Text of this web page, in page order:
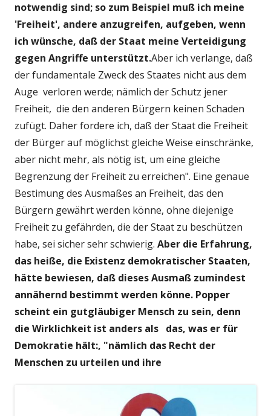
notwendig sind; so zum Beispiel muß ich meine
'Freiheit', andere anzugreifen, aufgeben, wenn
ich wünsche, daß der Staat meine Verteidigung
gegen Angriffe unterstützt.Aber ich verlange, daß
der fundamentale Zweck des Staates nicht aus dem
Auge verloren werde; nämlich der Schutz jener
Freiheit, die den anderen Bürgern keinen Schaden
zufügt. Daher fordere ich, daß der Staat die Freiheit
der Bürger auf möglichst gleiche Weise einschränke,
aber nicht mehr, als nötig ist, um eine gleiche
Begrenzung der Freiheit zu erreichen". Eine genaue
Bestimung des Ausmaßes an Freiheit, das den
Bürgern gewährt werden könne, ohne diejenige
Freiheit zu gefährden, die der Staat zu beschützen
habe, sei sicher sehr schwierig. Aber die Erfahrung,
das heiße, die Existenz demokratischer Staaten,
hätte bewiesen, daß dieses Ausmaß zumindest
annähernd bestimmt werden könne. Popper
scheint ein gutgläubiger Mensch zu sein, denn
die Wirklichkeit ist anders als das, was er für
Demokratie hält:, "nämlich das Recht der
Menschen zu urteilen und ihre